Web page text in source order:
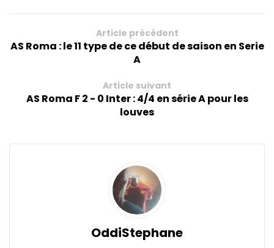
Article précédent
AS Roma : le 11 type de ce début de saison en Serie
A
Article suivant
AS Roma F 2 - 0 Inter : 4/4 en série A pour les
louves
OddiStephane